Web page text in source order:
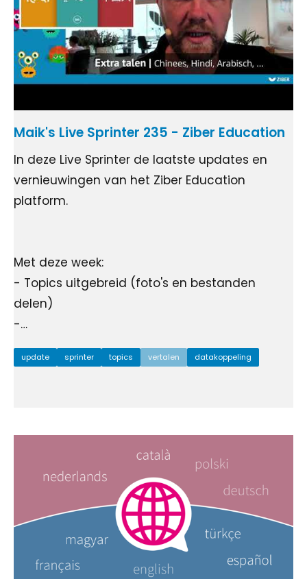
Maik's Live Sprinter 235 - Ziber Education
In deze Live Sprinter de laatste updates en
vernieuwingen van het Ziber Education
platform.
Met deze week:
- Topics uitgebreid (foto's en bestanden
delen)
-…
update sprinter topics vertalen datakoppeling